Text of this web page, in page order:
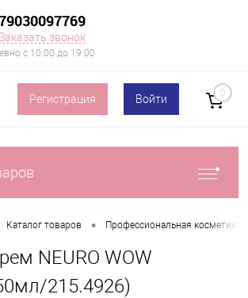
звонок
с 10:00 до 19:00
Регистрация Войти 0
Каталог товаров • Профессиональная косметика
NEURO WOW
215.4926)